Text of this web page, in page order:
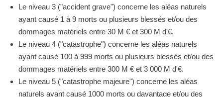
Le niveau 3 ("accident grave") concerne les aléas naturels
ayant causé 1 à 9 morts ou plusieurs blessés et/ou des
dommages matériels entre 30 M € et 300 M d'€.
Le niveau 4 ("catastrophe") concerne les aléas naturels
ayant causé 100 à 999 morts ou plusieurs blessés et/ou des
dommages matériels entre 300 M € et 3 000 M d'€.
Le niveau 5 ("catastrophe majeure") concerne les aléas
naturels ayant causé 1000 morts ou davantage et/ou des